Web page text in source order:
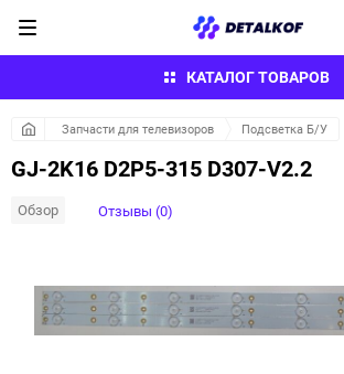
КАТАЛОГ ТОВАРОВ
Запчасти для телевизоров Подсветка Б/У
GJ-2K16 D2P5-315 D307-V2.2
Обзор Отзывы (0)